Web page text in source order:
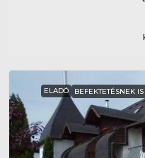
ELADÓ BEFEKTETÉSNEK